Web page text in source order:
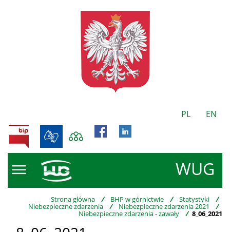
PL EN
WUG
BIP
Strona główna / BHP w górnictwie / Statystyki /
Niebezpieczne zdarzenia / Niebezpieczne zdarzenia 2021 /
Niebezpieczne zdarzenia - zawały / 8_06_2021